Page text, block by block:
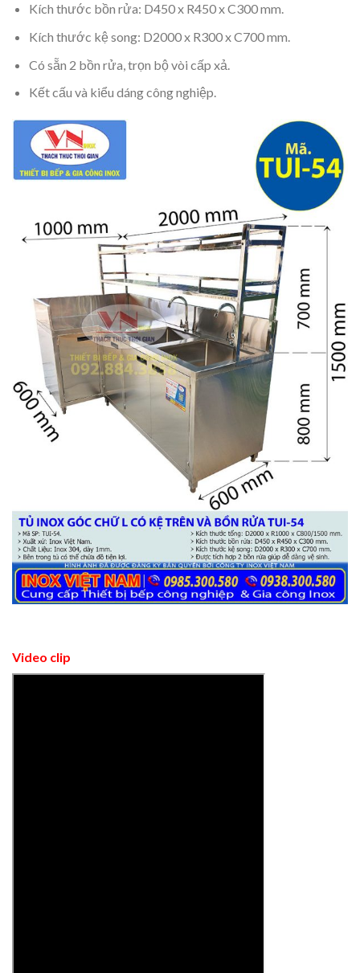
Kích thước bồn rửa: D450 x R450 x C300 mm.
Kích thước kệ song: D2000 x R300 x C700 mm.
Có sẵn 2 bồn rửa, trọn bộ vòi cấp xả.
Kết cấu và kiểu dáng công nghiệp.
Video clip